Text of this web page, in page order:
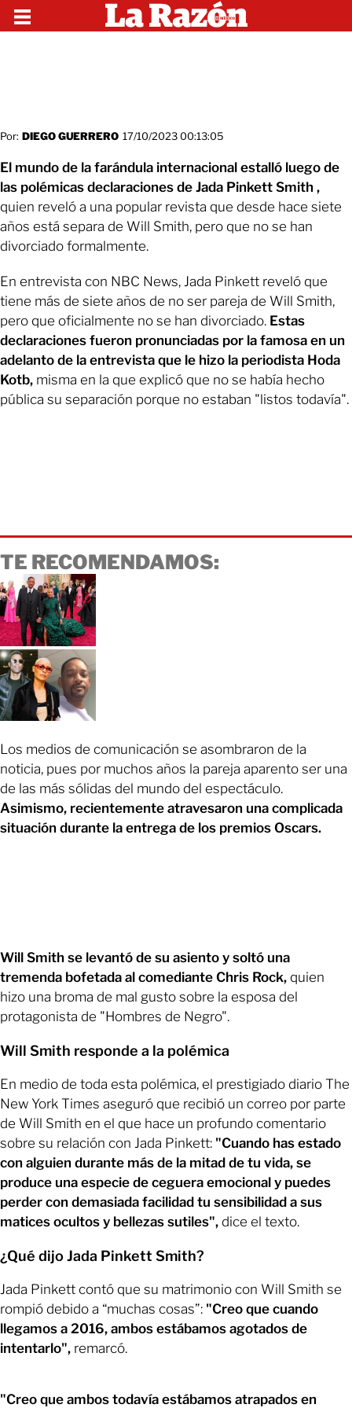
Por: DIEGO GUERRERO 17/10/2023 00:13:05
El mundo de la farándula internacional estalló luego de
las polémicas declaraciones de Jada Pinkett Smith ,
quien reveló a una popular revista que desde hace siete
años está separa de Will Smith, pero que no se han
divorciado formalmente.
En entrevista con NBC News, Jada Pinkett reveló que
tiene más de siete años de no ser pareja de Will Smith,
pero que oficialmente no se han divorciado. Estas
declaraciones fueron pronunciadas por la famosa en un
adelanto de la entrevista que le hizo la periodista Hoda
Kotb, misma en la que explicó que no se había hecho
pública su separación porque no estaban "listos todavía".
TE RECOMENDAMOS:
Los medios de comunicación se asombraron de la
noticia, pues por muchos años la pareja aparento ser una
de las más sólidas del mundo del espectáculo.
Asimismo, recientemente atravesaron una complicada
situación durante la entrega de los premios Oscars.
Will Smith se levantó de su asiento y soltó una
tremenda bofetada al comediante Chris Rock, quien
hizo una broma de mal gusto sobre la esposa del
protagonista de "Hombres de Negro".
Will Smith responde a la polémica
En medio de toda esta polémica, el prestigiado diario The
New York Times aseguró que recibió un correo por parte
de Will Smith en el que hace un profundo comentario
sobre su relación con Jada Pinkett: "Cuando has estado
con alguien durante más de la mitad de tu vida, se
produce una especie de ceguera emocional y puedes
perder con demasiada facilidad tu sensibilidad a sus
matices ocultos y bellezas sutiles", dice el texto.
¿Qué dijo Jada Pinkett Smith?
Jada Pinkett contó que su matrimonio con Will Smith se
rompió debido a “muchas cosas”: "Creo que cuando
llegamos a 2016, ambos estábamos agotados de
intentarlo", remarcó.
"Creo que ambos todavía estábamos atrapados en